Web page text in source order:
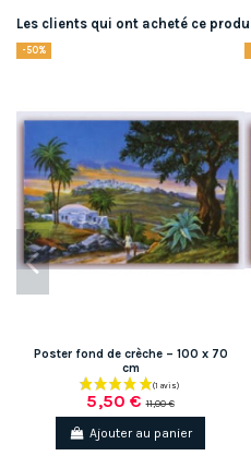
Les clients qui ont acheté ce
-50%
Poster fond de crèche – 100 x 70
cm
5,50 €11,00 €
Ajouter au panier